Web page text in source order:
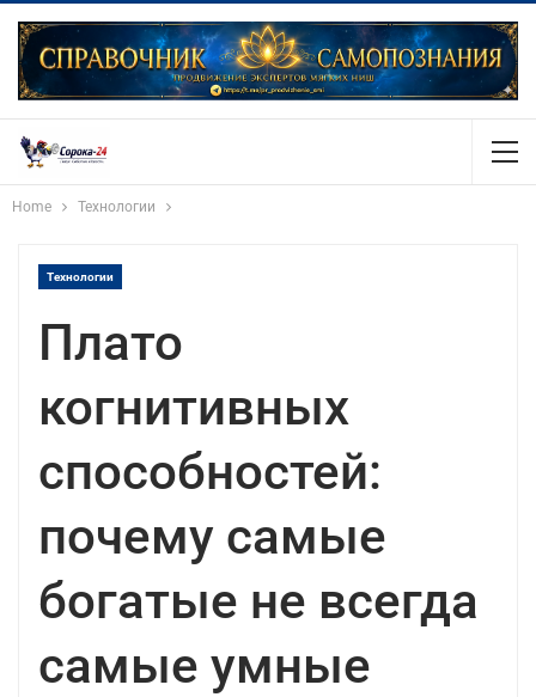
Home Технологии
Технологии
Плато
когнитивных
способностей:
почему самые
богатые не всегда
самые умные